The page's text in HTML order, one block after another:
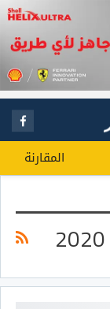
المقارنة